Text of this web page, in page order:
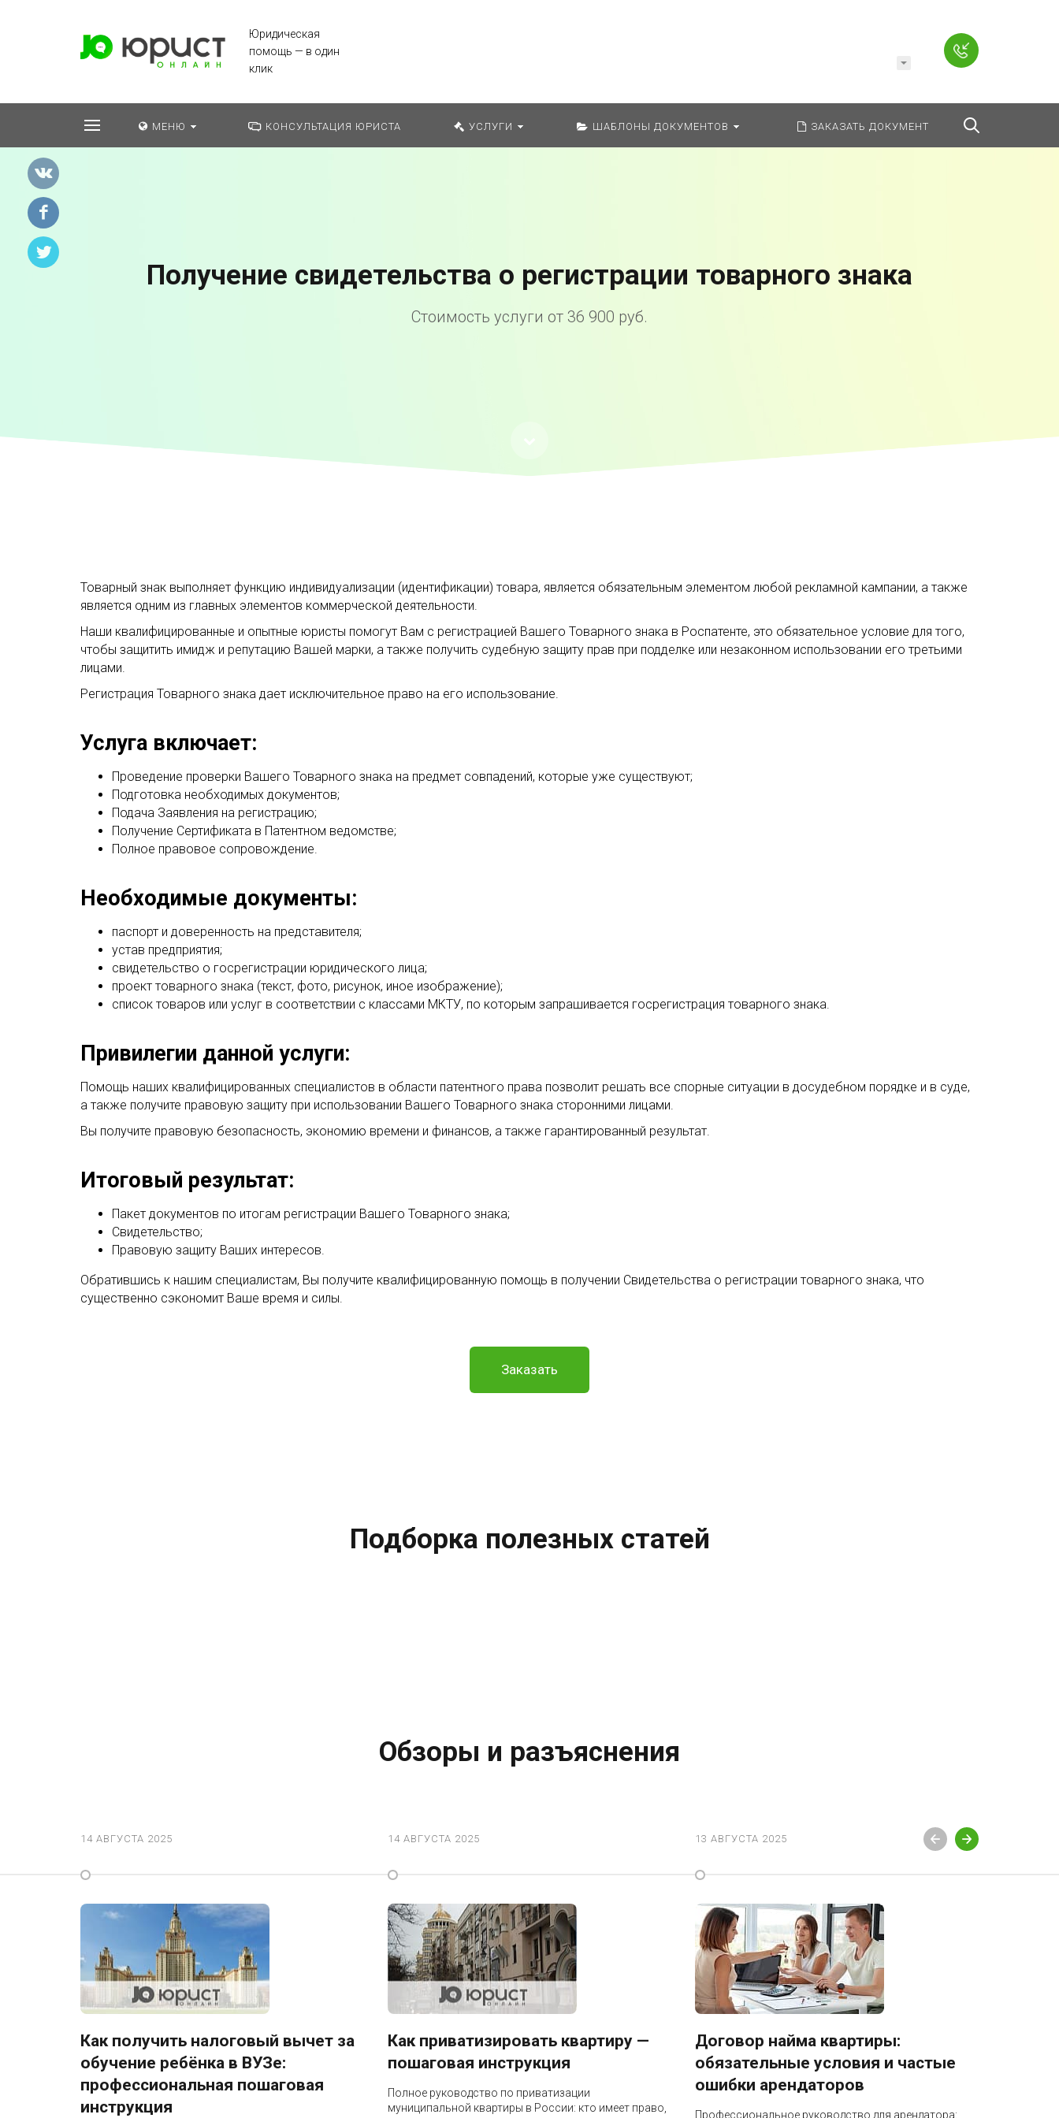
Юридическая
помощь — в один
клик
МЕНЮ КОНСУЛЬТАЦИЯ ЮРИСТА УСЛУГИ ШАБЛОНЫ ДОКУМЕНТОВ ЗАКАЗАТЬ ДОКУМЕНТ
Получение свидетельства о регистрации товарного знака
Стоимость услуги от 36 900 руб.
Товарный знак выполняет функцию индивидуализации (идентификации) товара, является обязательным элементом любой рекламной кампании, а также
является одним из главных элементов коммерческой деятельности.
Наши квалифицированные и опытные юристы помогут Вам с регистрацией Вашего Товарного знака в Роспатенте, это обязательное условие для того,
чтобы защитить имидж и репутацию Вашей марки, а также получить судебную защиту прав при подделке или незаконном использовании его третьими
лицами.
Регистрация Товарного знака дает исключительное право на его использование.
Услуга включает:
Проведение проверки Вашего Товарного знака на предмет совпадений, которые уже существуют;
Подготовка необходимых документов;
Подача Заявления на регистрацию;
Получение Сертификата в Патентном ведомстве;
Полное правовое сопровождение.
Необходимые документы:
паспорт и доверенность на представителя;
устав предприятия;
свидетельство о госрегистрации юридического лица;
проект товарного знака (текст, фото, рисунок, иное изображение);
список товаров или услуг в соответствии с классами МКТУ, по которым запрашивается госрегистрация товарного знака.
Привилегии данной услуги:
Помощь наших квалифицированных специалистов в области патентного права позволит решать все спорные ситуации в досудебном порядке и в суде,
а также получите правовую защиту при использовании Вашего Товарного знака сторонними лицами.
Вы получите правовую безопасность, экономию времени и финансов, а также гарантированный результат.
Итоговый результат:
Пакет документов по итогам регистрации Вашего Товарного знака;
Свидетельство;
Правовую защиту Ваших интересов.
Обратившись к нашим специалистам, Вы получите квалифицированную помощь в получении Свидетельства о регистрации товарного знака, что
существенно сэкономит Ваше время и силы.
Заказать
Подборка полезных статей
Обзоры и разъяснения
14 АВГУСТА 2025
Как получить налоговый вычет за
обучение ребёнка в ВУЗе:
профессиональная пошаговая
инструкция
14 АВГУСТА 2025
Как приватизировать квартиру —
пошаговая инструкция
Полное руководство по приватизации
муниципальной квартиры в России: кто имеет право,
13 АВГУСТА 2025
Договор найма квартиры:
обязательные условия и частые
ошибки арендаторов
Профессиональное руководство для арендатора: